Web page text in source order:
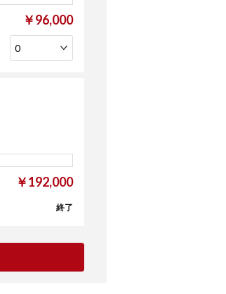
￥96,000
￥192,000
終了